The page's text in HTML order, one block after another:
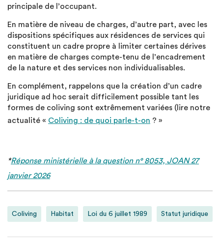
principale de l’occupant.
En matière de niveau de charges, d’autre part, avec les
dispositions spécifiques aux résidences de services qui
constituent un cadre propre à limiter certaines dérives
en matière de charges compte-tenu de l’encadrement
de la nature et des services non individualisables.
En complément, rappelons que la création d’un cadre
juridique ad hoc serait difficilement possible tant les
formes de coliving sont extrêmement variées (lire notre
actualité « Coliving : de quoi parle-t-on ? »
*Réponse ministérielle à la question n° 8053, JOAN 27
janvier 2026
Coliving Habitat Loi du 6 juillet 1989 Statut juridique